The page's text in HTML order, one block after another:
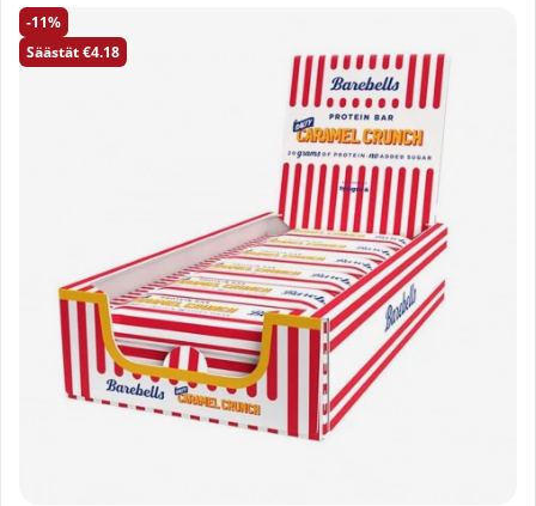
11
Säästät€4.18
Tuotekuvat 12 x Barebells Proteinbars, 55 g (Salty Caramel